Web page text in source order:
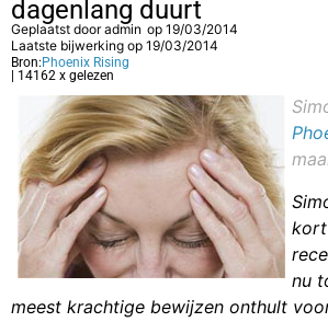
dagenlang duurt
Geplaatst dooradmin op 19/03/2014
Laatste bijwerking op 19/03/2014
Bron: Phoenix Rising
| 14162 x gelezen
nu
meest krachtige bewijzen onthult